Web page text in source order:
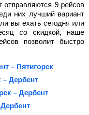
отправляются 9 рейсов
них лучший вариант
вы ехать сегодня или
со скидкой, наше
позволит быстро
– Пятигорск
– Дербент
– Дербент